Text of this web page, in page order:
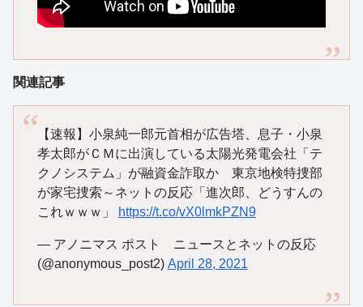
関連記事
【速報】小泉純一郎元首相が広告塔、息子・小泉
孝太郎がＣＭに出演している太陽光発電会社「テ
クノシステム」が融資金詐取か 東京地検特捜部
が家宅捜索～ネットの反応「進次郎、どうすんの
これｗｗｗ」
https://t.co/vX0lmkPZN9
— アノニマス ポスト ニュースとネットの反応
(@anonymous_post2) April 28, 2021